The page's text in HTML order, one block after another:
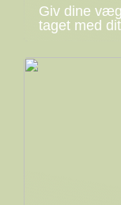
Giv dine
taget med